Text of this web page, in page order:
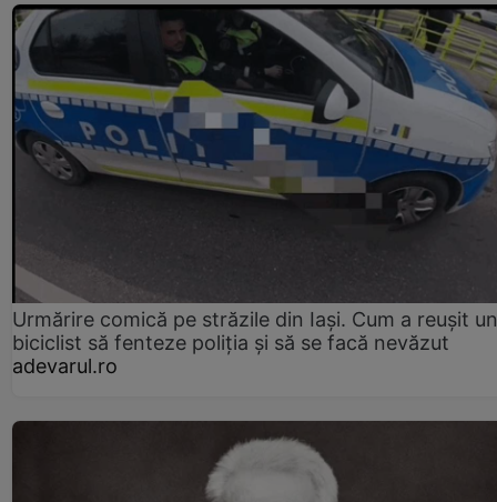
Urmărire comică pe străzile din Iași. Cum a reușit un
biciclist să fenteze poliția și să se facă nevăzut
adevarul.ro